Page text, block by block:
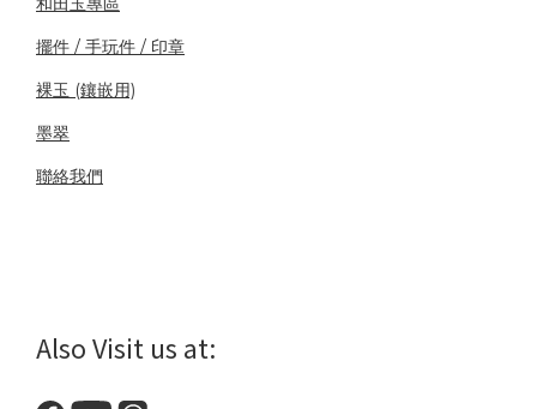
擺件 / 手玩件 / 印章
裸玉 (鑲嵌用)
墨翠
聯絡我們
Also Visit us at: